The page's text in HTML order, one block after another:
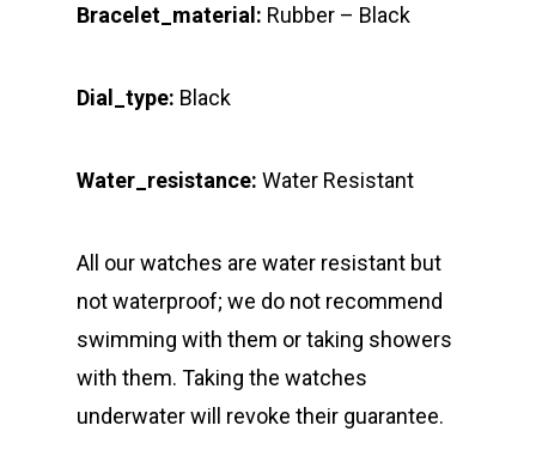
Bracelet_material: Rubber – Black
Dial_type: Black
Water_resistance: Water Resistant
All our watches are water resistant but
not waterproof; we do not recommend
swimming with them or taking showers
with them. Taking the watches
underwater will revoke their guarantee.